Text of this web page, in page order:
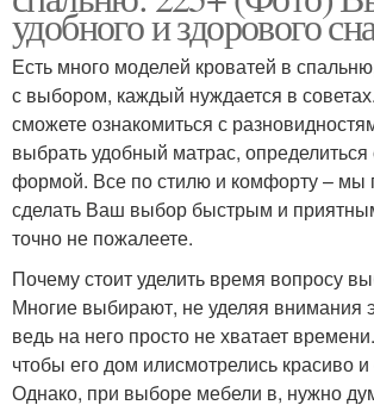
удобного и здорового
Есть много моделей кроватей в
с выбором, каждый нуждается в
сможете ознакомиться с
выбрать удобный матрас,
формой. Все по стилю и комфорту – мы
сделать Ваш выбор быстрым и
точно не пожалеете.
Почему стоит уделить время вопросу
Многие выбирают, не уделяя внимания
ведь на него просто не хватает
чтобы его дом илисмотрелись красиво и
Однако, при выборе мебели в, нужно